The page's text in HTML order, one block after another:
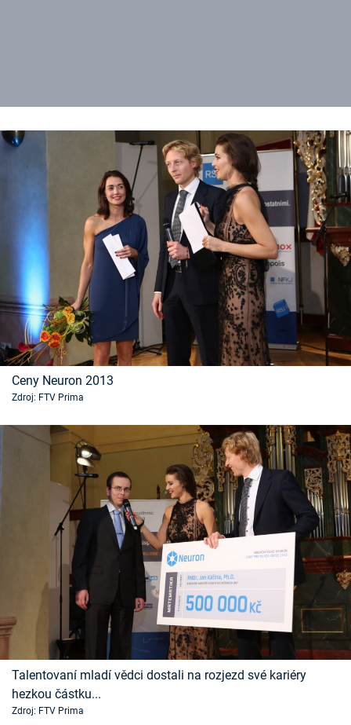
Ceny Neuron 2013
Zdroj: FTV Prima
Talentovaní mladí vědci dostali na rozjezd své kariéry
hezkou částku...
Zdroj: FTV Prima